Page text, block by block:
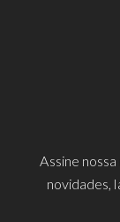
Assine
novidades,